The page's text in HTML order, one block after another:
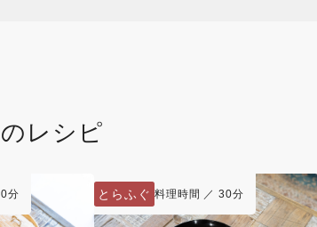
のレシピ
分 とらふぐ 料理時間 ／ 30分